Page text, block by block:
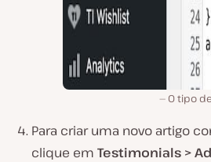
O tipo
Para criar uma novo artigo
clique em Testimonials >